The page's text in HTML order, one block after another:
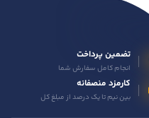
تضمین پرداخت
انجام کامل سفارش شما
کارمزد منصفانه
بین نیم تا یک درصد از مبلغ کل